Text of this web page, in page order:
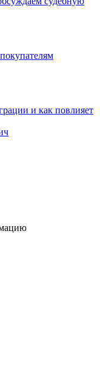
и как повлияет